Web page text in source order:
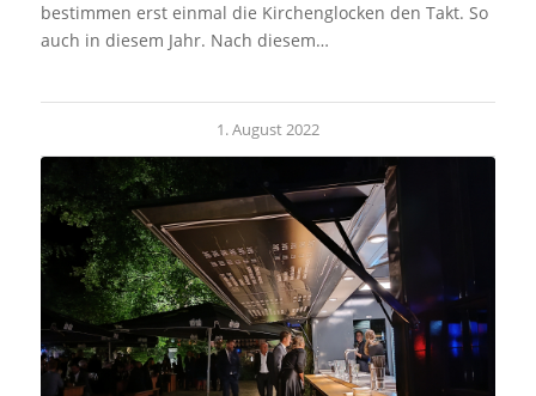
bestimmen erst einmal die Kirchenglocken den Takt. So
auch in diesem Jahr. Nach diesem…
1. August 2022